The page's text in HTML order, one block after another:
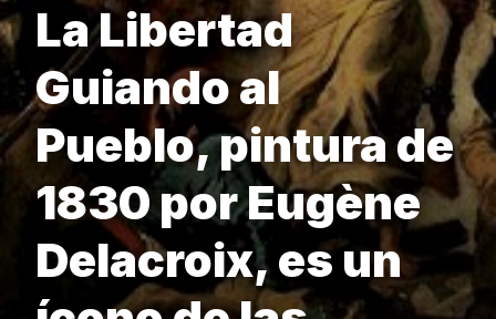
La Libertad
Guiando al
Pueblo, pintura de
1830 por Eugène
Delacroix, es un